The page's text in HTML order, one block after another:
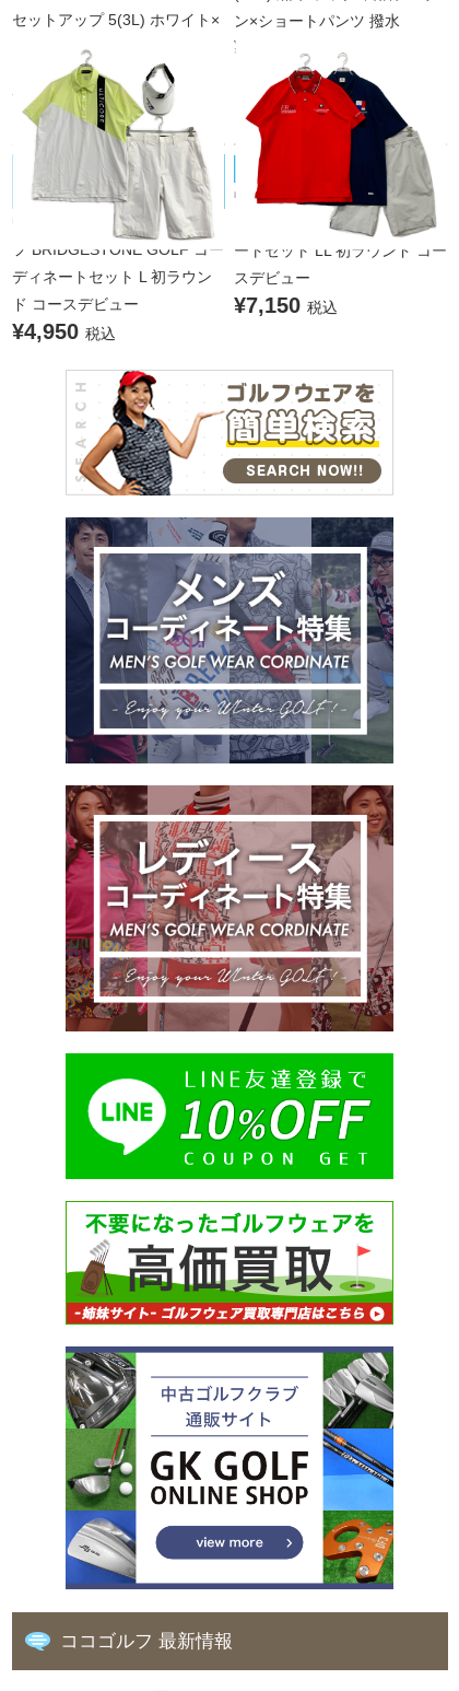
セットアップ 5(3L) ホワイト×
マルチカラー 白 半袖ポロシャ
ツ×ハーフパンツ 大きいサイズ
¥14,850 税込
ン×ショートパンツ 撥水
¥39,600 税込
BRIDGESTONE GOLF/ブリヂストン
ゴルフ
中古 メンズ ブリヂストンゴル
フ BRIDGESTONE GOLF コー
ディネートセット L 初ラウン
ド コースデビュー
¥4,950 税込
le coq sportif/ルコックスポルティフ
中古 メンズ ルコックスポルテ
ィフ le coq sportif コーディネ
ートセット LL 初ラウンド コー
スデビュー
¥7,150 税込
ココゴルフ 最新情報